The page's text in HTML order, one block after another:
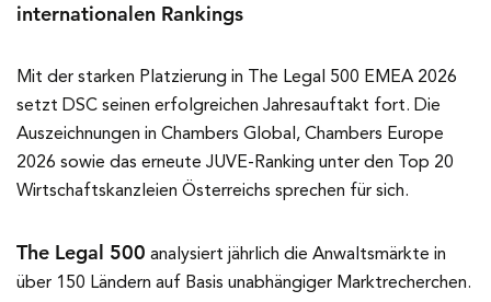
internationalen Rankings
Mit der starken Platzierung in The Legal 500 EMEA 2026
setzt DSC seinen erfolgreichen Jahresauftakt fort. Die
Auszeichnungen in Chambers Global, Chambers Europe
2026 sowie das erneute JUVE-Ranking unter den Top 20
Wirtschaftskanzleien Österreichs sprechen für sich.
The Legal 500 analysiert jährlich die Anwaltsmärkte in
über 150 Ländern auf Basis unabhängiger Marktrecherchen.